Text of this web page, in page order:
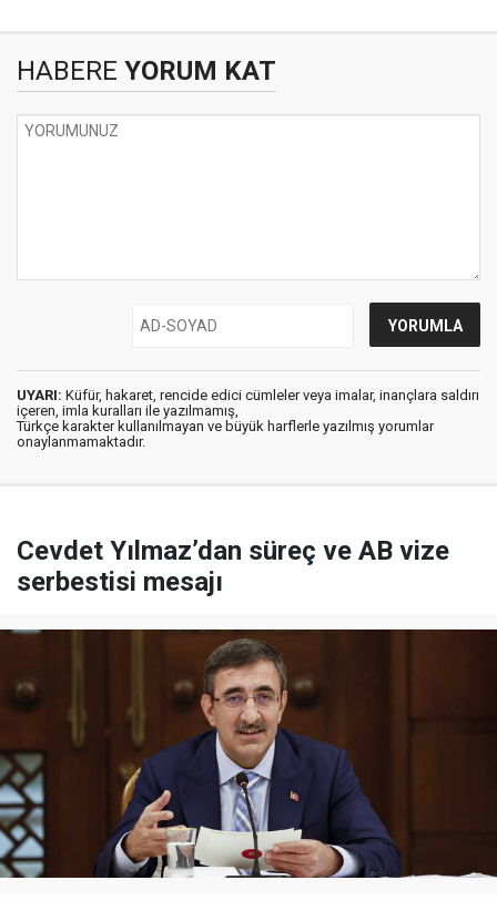
HABERE YORUM KAT
UYARI: Küfür, hakaret, rencide edici cümleler veya imalar, inançlara saldırı
içeren, imla kuralları ile yazılmamış,
Türkçe karakter kullanılmayan ve büyük harflerle yazılmış yorumlar
onaylanmamaktadır.
Cevdet Yılmaz’dan süreç ve AB vize
serbestisi mesajı